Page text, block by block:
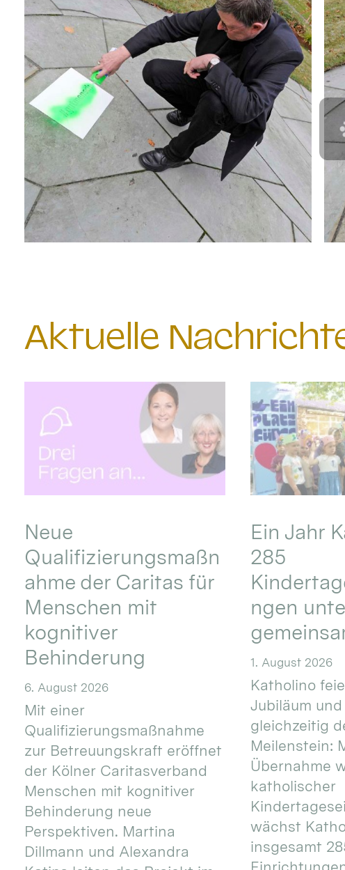
Aktuelle
Neue
Qualifizierungsmaßn
ahme der Caritas für
Menschen mit
kognitiver
Behinderung
6. August 2026
Mit einer
Qualifizierungsmaßnahme
zur Betreuungskraft eröffnet
der Kölner Caritasverband
Menschen mit kognitiver
Behinderung neue
Perspektiven. Martina
Dillmann und Alexandra
Ein Jahr
285
ngen
1. August 2026
Katholino
Jubiläum
gleichzeitig
Meilenstein:
Übernahme
katholischer
wächst
insgesamt